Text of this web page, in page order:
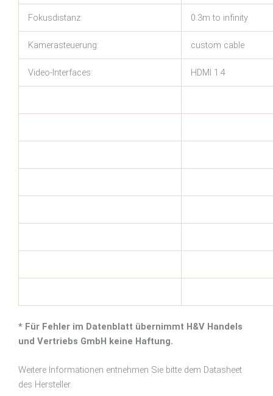
Fokusdistanz: 0.3m to infinity
Kamerasteuerung: custom cable
Video-Interfaces: HDMI 1.4
* Für Fehler im Datenblatt übernimmt H&V Handels
und Vertriebs GmbH keine Haftung.
Weitere Informationen entnehmen Sie bitte dem Datasheet
des Hersteller.